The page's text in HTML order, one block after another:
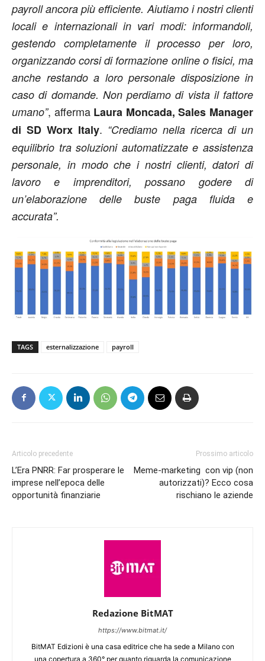
payroll ancora più efficiente. Aiutiamo i nostri clienti
locali e internazionali in vari modi: informandoli,
gestendo completamente il processo per loro,
organizzando corsi di formazione online o fisici, ma
anche restando a loro personale disposizione in
caso di domande. Non perdiamo di vista il fattore
umano”, afferma Laura Moncada, Sales Manager
di SD Worx Italy. “Crediamo nella ricerca di un
equilibrio tra soluzioni automatizzate e assistenza
personale, in modo che i nostri clienti, datori di
lavoro e imprenditori, possano godere di
un’elaborazione delle buste paga fluida e
accurata”.
TAGS esternalizzazione payroll
Articolo precedente
L’Era PNRR: Far prosperare le
imprese nell’epoca delle
opportunità finanziarie
Prossimo articolo
Meme-marketing con vip (non
autorizzati)? Ecco cosa
rischiano le aziende
Redazione BitMAT
https://www.bitmat.it/
BitMAT Edizioni è una casa editrice che ha sede a Milano con
una copertura a 360° per quanto riguarda la comunicazione